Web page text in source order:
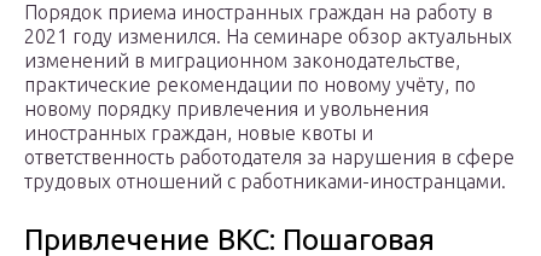
Порядок приема иностранных граждан на работу в
2021 году изменился. На семинаре обзор актуальных
изменений в миграционном законодательстве,
практические рекомендации по новому учёту, по
новому порядку привлечения и увольнения
иностранных граждан, новые квоты и
ответственность работодателя за нарушения в сфере
трудовых отношений с работниками-иностранцами.
Привлечение ВКС: Пошаговая